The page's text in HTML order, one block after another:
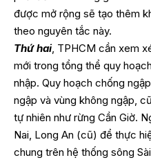
được mở rộng sẽ tạo thêm
theo nguyên tắc này.
Thứ hai, TPHCM cần xem
mới trong tổng thể quy
nhập. Quy hoạch chống
ngập và vùng không ngập,
tự nhiên như rừng Cần Giờ.
Nai, Long An (cũ) để thực
chung trên hệ thống sông